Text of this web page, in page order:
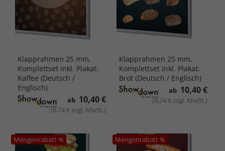
Klapprahmen 25 mm,
Komplettset inkl. Plakat:
Kaffee (Deutsch /
Englisch)
ab 10,40 €
(8,74 € zzgl. MwSt.)
Klapprahmen 25 mm,
Komplettset inkl. Plakat:
Brot (Deutsch / Englisch)
ab 10,40 €
(8,74 € zzgl. MwSt.)
Mengenrabatt % Mengenrabatt %